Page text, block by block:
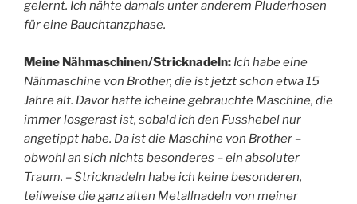
gelernt. Ich nähte damals unter anderem Pluderhosen
für eine Bauchtanzphase.
Meine Nähmaschinen/Stricknadeln: Ich habe eine
Nähmaschine von Brother, die ist jetzt schon etwa 15
Jahre alt. Davor hatte icheine gebrauchte Maschine, die
immer losgerast ist, sobald ich den Fusshebel nur
angetippt habe. Da ist die Maschine von Brother –
obwohl an sich nichts besonderes – ein absoluter
Traum. – Stricknadeln habe ich keine besonderen,
teilweise die ganz alten Metallnadeln von meiner